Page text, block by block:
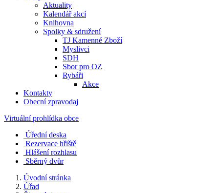
Aktuality
Kalendář akcí
Knihovna
Spolky & sdružení
TJ Kamenné Zboží
Myslivci
SDH
Sbor pro OZ
Rybáři
Akce
Kontakty
Obecní zpravodaj
Virtuální prohlídka obce
Úřední deska
Rezervace hřiště
Hlášení rozhlasu
Sběrný dvůr
Úvodní stránka
Úřad